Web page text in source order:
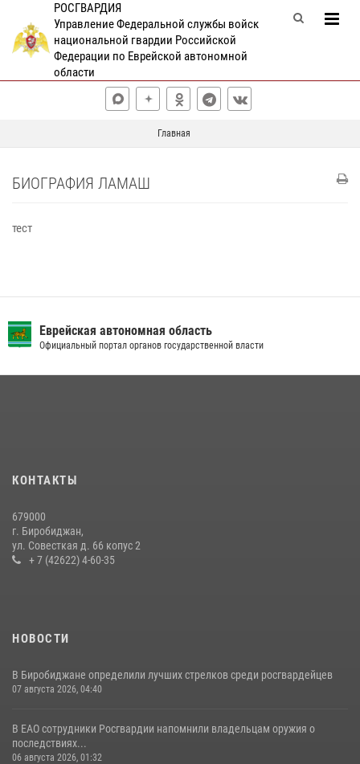
РОСГВАРДИЯ
Управление Федеральной службы войск
национальной гвардии Российской
Федерации по Еврейской автономной
области
Главная
БИОГРАФИЯ ЛАМАШ
тест
Еврейская автономная область
Официальный портал органов государственной власти
КОНТАКТЫ
679000
г. Биробиджан,
ул. Совесткая д. 66 копус 2
+ 7 (42622) 4-60-35
НОВОСТИ
В Биробиджане определили лучших стрелков среди росгвардейцев
07 августа 2026, 04:40
В ЕАО сотрудники Росгвардии напомнили владельцам оружия о
последствиях...
06 августа 2026, 01:32